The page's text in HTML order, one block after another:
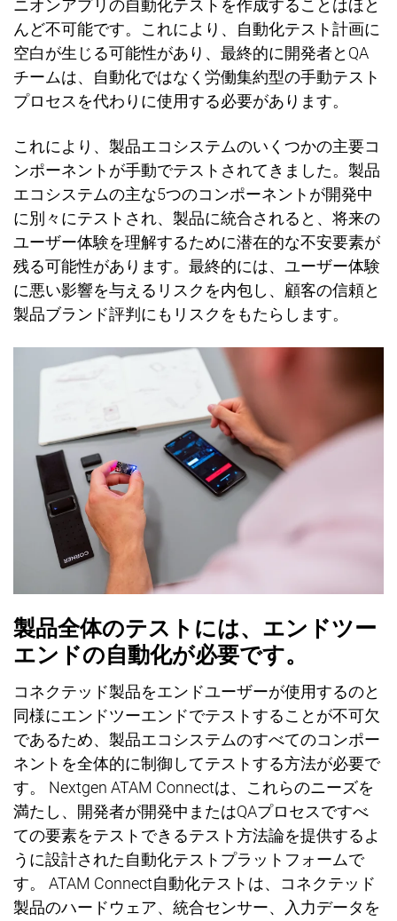
ニオンアプリの自動化テストを作成することはほと
んど不可能です。これにより、自動化テスト計画に
空白が生じる可能性があり、最終的に開発者と QA
チームは、自動化ではなく 労働集約型の手動テスト
プロセスを代わりに使用する必要があります。
これにより、製品エコシステムのいくつかの主要コ
ンポーネントが手動でテストされてきました。製品
エコシステムの主な5つのコンポーネントが開発中
に別 々 にテストされ、製品に統合されると、 将来の
ユーザー体験を理解するために潜在的な不安要素が
残る可能性があります。最終的には、ユーザー体験
に悪い影響を与えるリスクを内包し、顧客の信頼と
製品ブランド評判にもリスクをもたらします。
製品全体のテストには、エンドツー
エンドの自動化が必要です。
コネクテッド製品をエンドユーザーが使用するのと
同様にエンドツーエンドでテストすることが不可欠
であるため、製品エコシステムのすべてのコンポー
ネントを全体的に制御してテストする方法が必要で
す。
Nextgen ATAM Connectは、これらのニーズを
満たし、開発者が開発中またはQAプロセスですべ
ての要素をテストできるテスト方法論を提供するよ
うに設計された自動化テストプラットフォームで
す。
ATAM Connect自動化テスト は、コネクテッド
製品のハー ドウェア、統合センサー、入力データを